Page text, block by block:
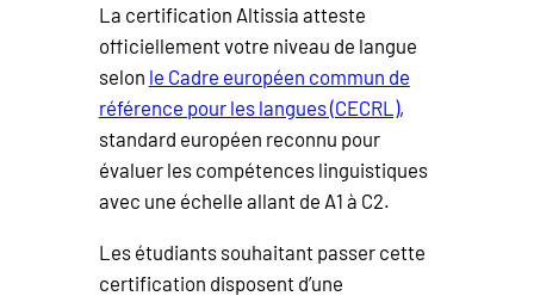
La certification Altissia atteste
officiellement votre niveau de langue
selon le Cadre européen commun de
référence pour les langues (CECRL),
standard européen reconnu pour
évaluer les compétences linguistiques
avec une échelle allant de A1 à C2.
Les étudiants souhaitant passer cette
certification disposent d’une